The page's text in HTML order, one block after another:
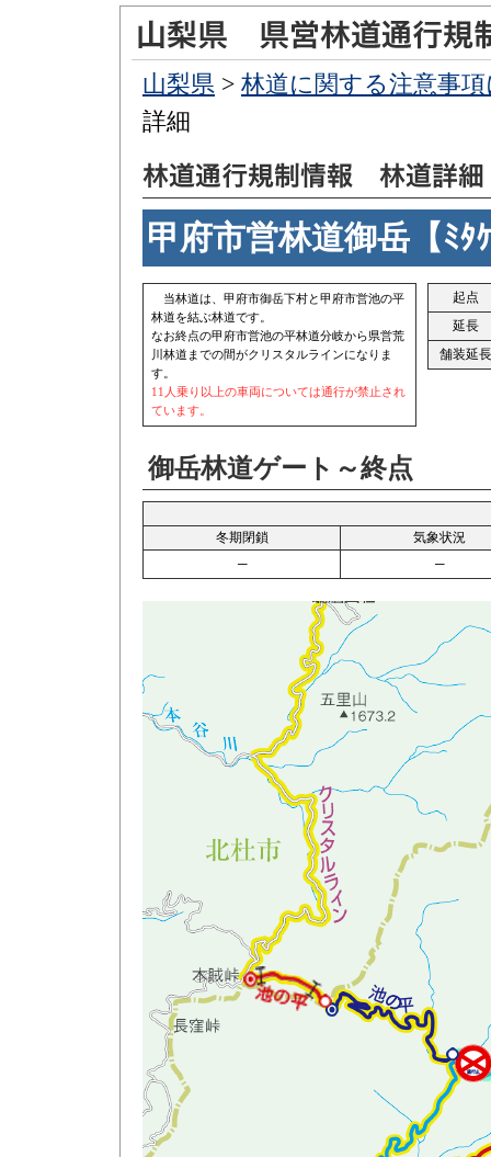
山梨県 > 林道に関する注意事
詳細
甲府市営林道御岳【ﾐﾀ
当林道は、甲府市御岳下村と甲府市営池の平
林道を結ぶ林道です。
なお終点の甲府市営池の平林道分岐から県営荒
川林道までの間がクリスタルラインになりま
す。
11人乗り以上の車両については通行が禁止され
ています。
起点
延長
舗装延長
御岳林道ゲート～終点
冬期閉鎖
気象状況
─
─